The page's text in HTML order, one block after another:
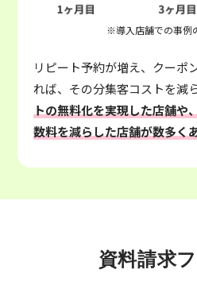
※導入店舗での事例
リピート予約が増え、クーポ
れば、その分集客コストを減
トの無料化を実現した店舗や
数料を減らした店舗が数多く
資料請求